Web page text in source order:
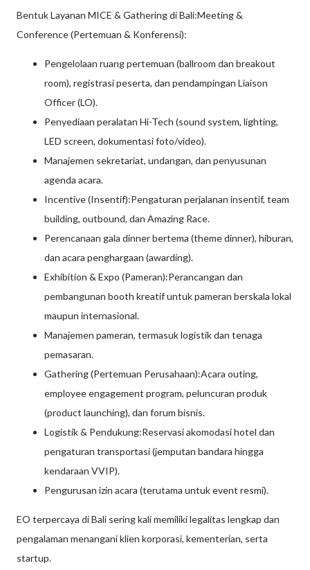
Bentuk Layanan MICE & Gathering di Bali:Meeting &
Conference (Pertemuan & Konferensi):
Pengelolaan ruang pertemuan (ballroom dan breakout
room), registrasi peserta, dan pendampingan Liaison
Officer (LO).
Penyediaan peralatan Hi-Tech (sound system, lighting,
LED screen, dokumentasi foto/video).
Manajemen sekretariat, undangan, dan penyusunan
agenda acara.
Incentive (Insentif):Pengaturan perjalanan insentif, team
building, outbound, dan Amazing Race.
Perencanaan gala dinner bertema (theme dinner), hiburan,
dan acara penghargaan (awarding).
Exhibition & Expo (Pameran):Perancangan dan
pembangunan booth kreatif untuk pameran berskala lokal
maupun internasional.
Manajemen pameran, termasuk logistik dan tenaga
pemasaran.
Gathering (Pertemuan Perusahaan):Acara outing,
employee engagement program, peluncuran produk
(product launching), dan forum bisnis.
Logistik & Pendukung:Reservasi akomodasi hotel dan
pengaturan transportasi (jemputan bandara hingga
kendaraan VVIP).
Pengurusan izin acara (terutama untuk event resmi).
EO terpercaya di Bali sering kali memiliki legalitas lengkap dan
pengalaman menangani klien korporasi, kementerian, serta
startup.